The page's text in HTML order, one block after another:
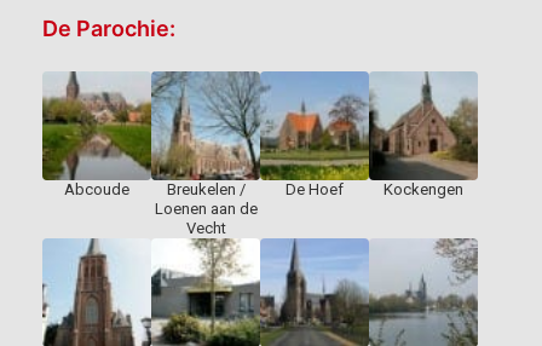
De Parochie:
Abcoude
Breukelen /
Loenen aan de
Vecht
De Hoef Kockengen